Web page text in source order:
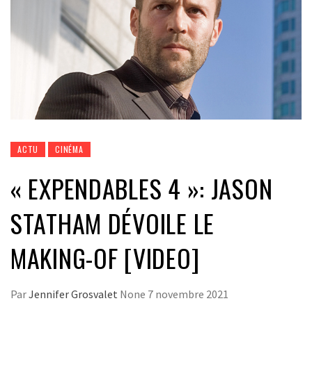
ACTU CINÉMA
« EXPENDABLES 4 »: JASON
STATHAM DÉVOILE LE
MAKING-OF [VIDEO]
ParJennifer Grosvalet None 7 novembre 2021